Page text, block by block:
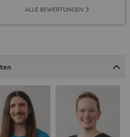
ALLE BEWERTUNGEN